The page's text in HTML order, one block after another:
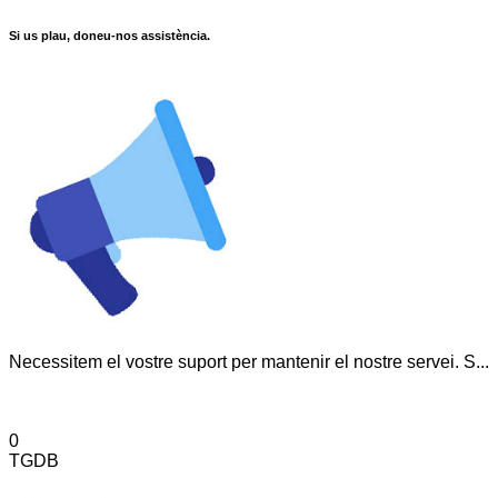
Si us plau, doneu-nos assistència.
Necessitem el vostre suport per mantenir el nostre servei. S...
0
TGDB